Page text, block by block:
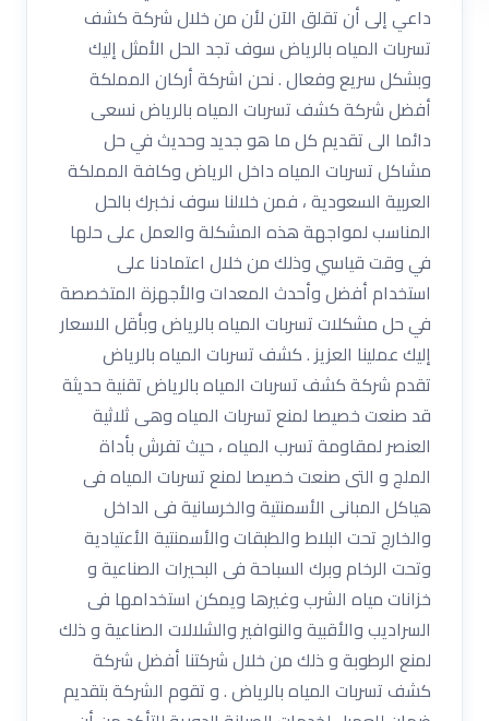
داعي إلى أن تقلق الآن لأن من خلال شركة كشف
تسربات المياه بالرياض سوف تجد الحل الأمثل إليك
وبشكل سريع وفعال . نحن اشركة أركان المملكة
أفضل شركة كشف تسربات المياه بالرياض نسعى
دائما الى تقديم كل ما هو جديد وحديث في حل
مشاكل تسربات المياه داخل الرياض وكافة المملكة
العربية السعودية ، فمن خلالنا سوف نخبرك بالحل
المناسب لمواجهة هذه المشكلة والعمل على حلها
في وقت قياسي وذلك من خلال اعتمادنا على
استخدام أفضل وأحدث المعدات والأجهزة المتخصصة
في حل مشكلات تسربات المياه بالرياض وبأقل الاسعار
إليك عملينا العزيز . كشف تسربات المياه بالرياض
تقدم شركة كشف تسربات المياه بالرياض تقنية حديثة
قد صنعت خصيصا لمنع تسربات المياه وهى ثلاثية
العنصر لمقاومة تسرب المياه ، حيث تفرش بأداة
الملج و التى صنعت خصيصا لمنع تسربات المياه فى
هياكل المبانى الأسمنتية والخرسانية فى الداخل
والخارج تحت البلاط والطبقات والأسمنتية الأعتيادية
وتحت الرخام وبرك السباحة فى البحيرات الصناعية و
خزانات مياه الشرب وغيرها ويمكن استخدامها فى
السراديب والأقبية والنوافير والشلالات الصناعية و ذلك
لمنع الرطوبة و ذلك من خلال شركتنا أفضل شركة
كشف تسربات المياه بالرياض . و تقوم الشركة بتقديم